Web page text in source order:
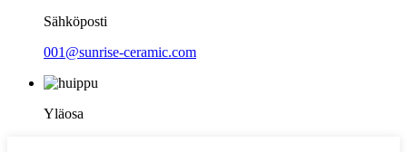
Sähköposti
001@sunrise-ceramic.com
Yläosa